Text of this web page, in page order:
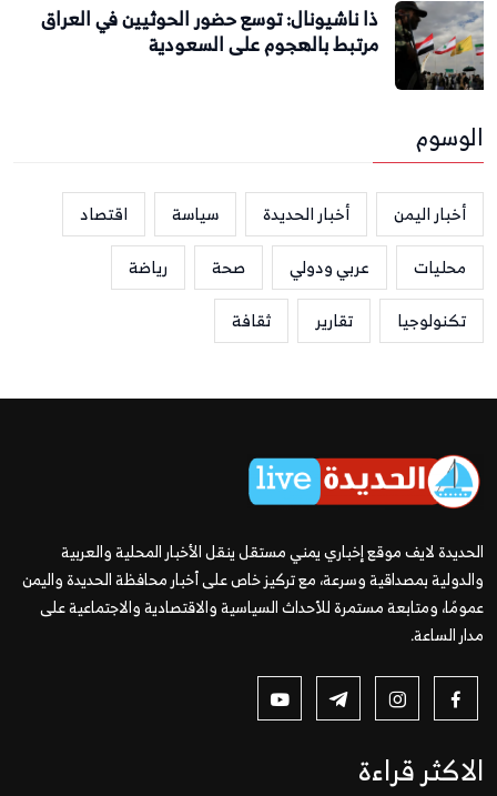
ذا ناشيونال: توسع حضور الحوثيين في العراق
مرتبط بالهجوم على السعودية
الوسوم
أخبار اليمن أخبار الحديدة سياسة
اقتصاد
محليات
عربي ودولي صحة
رياضة
تكنولوجيا
تقارير ثقافة
الحديدة لايف موقع إخباري يمني مستقل ينقل الأخبار المحلية والعربية
والدولية بمصداقية وسرعة، مع تركيز خاص على أخبار محافظة الحديدة واليمن
عمومًا، ومتابعة مستمرة للأحداث السياسية والاقتصادية والاجتماعية على
مدار الساعة.
الاكثر قراءة